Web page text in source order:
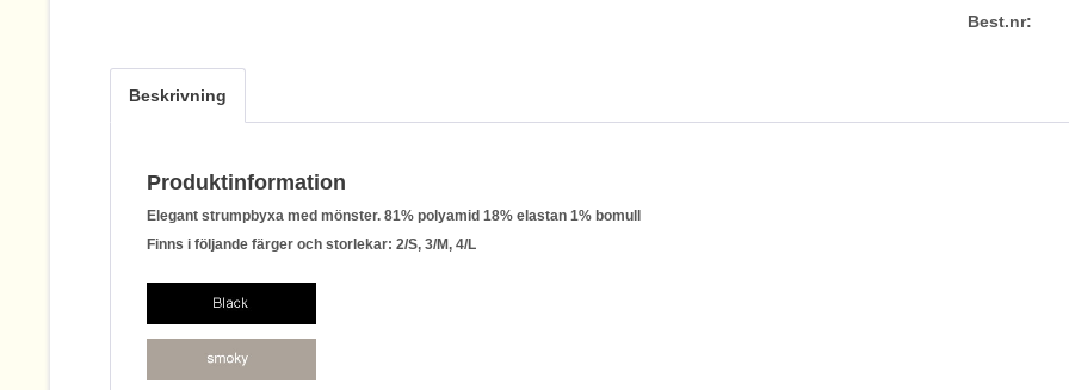
Best.nr:
Beskrivning
Produktinformation
Elegant strumpbyxa med mönster. 81% polyamid 18% elastan 1% bomull
Finns i följande färger och storlekar: 2/S, 3/M, 4/L